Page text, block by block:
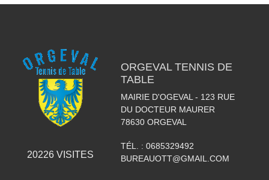
20226VISITES
ORGEVAL TENNIS DE
TABLE
MAIRIE D'OGEVAL - 123 RUE
DU DOCTEUR MAURER
78630 ORGEVAL
TÉL. : 0685329492
BUREAUOTT@GMAIL.COM